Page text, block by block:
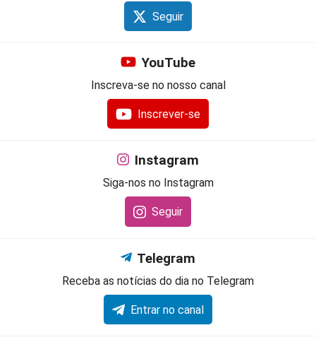
Seguir
YouTube
Inscreva-se no nosso canal
Inscrever-se
Instagram
Siga-nos no Instagram
Seguir
Telegram
Receba as notícias do dia no Telegram
Entrar no canal